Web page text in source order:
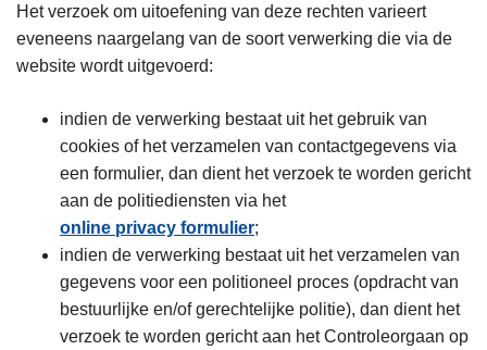
Het verzoek om uitoefening van deze rechten varieert
eveneens naargelang van de soort verwerking die via de
website wordt uitgevoerd:
indien de verwerking bestaat uit het gebruik van
cookies of het verzamelen van contactgegevens via
een formulier, dan dient het verzoek te worden gericht
aan de politiediensten via het
online privacy formulier;
indien de verwerking bestaat uit het verzamelen van
gegevens voor een politioneel proces (opdracht van
bestuurlijke en/of gerechtelijke politie), dan dient het
verzoek te worden gericht aan het Controleorgaan op